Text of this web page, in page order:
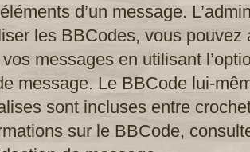
d’un message.
les BBCodes, vous
messages en utilisant
message. Le BBCode lui-
sont incluses entre
sur le BBCode,